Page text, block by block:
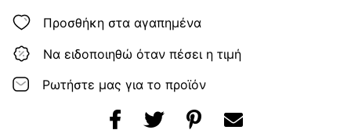
Προσθήκη στα αγαπημένα
Να ειδοποιηθώ όταν πέσει η τιμή
Ρωτήστε μας για το προϊόν